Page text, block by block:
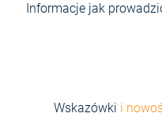
Informacje jak
Wskazówki i